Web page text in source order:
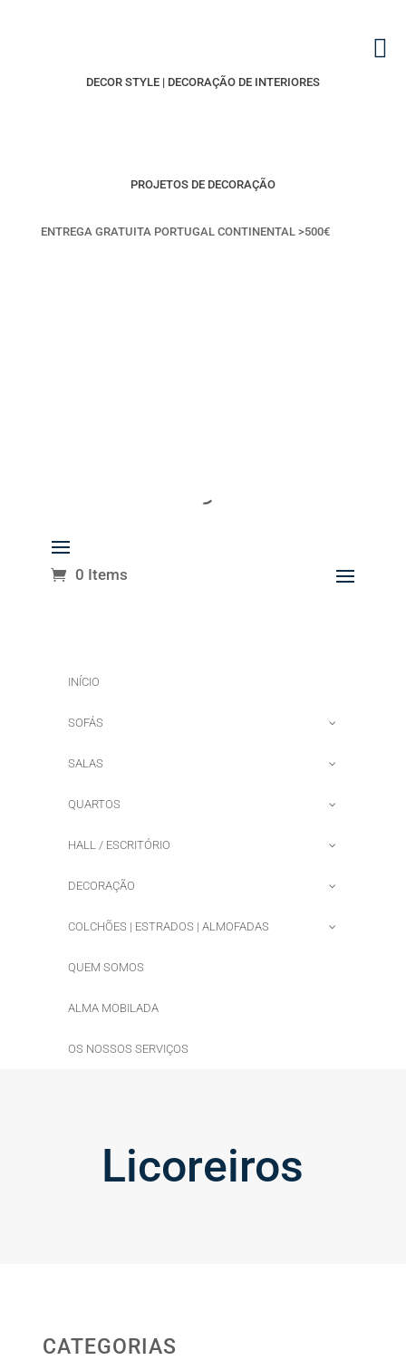
DECOR STYLE | DECORAÇÃO DE INTERIORES
PROJETOS DE DECORAÇÃO
ENTREGA GRATUITA PORTUGAL CONTINENTAL >500€
0 Items
INÍCIO
SOFÁS
SALAS
QUARTOS
HALL / ESCRITÓRIO
DECORAÇÃO
COLCHÕES | ESTRADOS | ALMOFADAS
QUEM SOMOS
ALMA MOBILADA
OS NOSSOS SERVIÇOS
Licoreiros
CATEGORIAS